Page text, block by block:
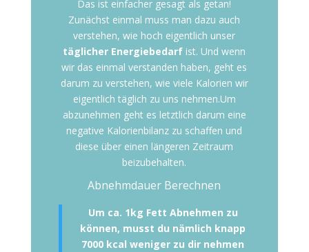
Das ist einfacher gesagt als getan!
Zunächst einmal muss man dazu auch
verstehen, wie hoch eigentlich unser
täglicher Energiebedarf ist. Und wenn
wir das einmal verstanden haben, geht es
darum zu verstehen, wie viele Kalorien wir
eigentlich täglich zu uns nehmen.Um
abzunehmen geht es letztlich darum eine
negative Kalorienbilanz zu schaffen und
diese über einen längeren Zeitraum
beizubehalten.
Abnehmdauer Berechnen
Um ca. 1kg Fett Abnehmen zu
können, musst du nämlich knapp
7000 kcal weniger zu dir nehmen